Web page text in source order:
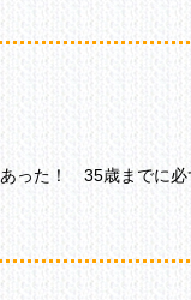
った！ 35歳までに必